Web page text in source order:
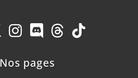
Nos pages